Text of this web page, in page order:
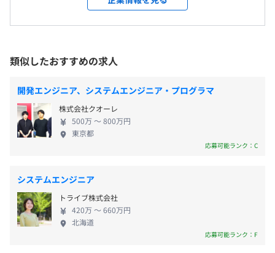
※本システムの開発作業に慣れるまで出張はありません。
※希望されない方の転勤はありません。
※3年ごとのローテーション施策があります。
就業場所の変更範囲
＜変更範囲＞
会社の定める場所（テレワークをおこなう場所を含む）
受動喫煙防止措置に関する事項
■完全週休2日制（土日祝祭日）
■年末年始休暇
■夏季休暇
■特別休暇
日～10日間を付与／翌年度から11日、以降増加）
■産前産後休暇
■育児休暇
■介護休暇
業に参入し、電子書籍サイト「コンテン堂」を運
営。さらに、セキュリティやビッグデータ関連の自
発もおこなっています。また、オーガニックフラワー
や有機栽培米の販売など、IT以外の事業にも取り組ん
でいます。 昇進は年功序列ではなく、実力と実績を
重視した評価制度を採用しています。平均年齢は36
歳ですが、中間層は少なく、若手にはステップアッ
プのチャンスが多い環境です。 【事業内容】 《シス
テム構築は、お客様との信頼関係から》 わたしたち
提案をしております。 単なるシステム構築だけでな
く、わたしたちにしかできない、よりよいサービス
のご提供を心がけながらお客様との信頼関係を築い
ていきます。 ■SI事業（システム開発） 新規システ
ムの開発、既存システムの刷新などお客様のニーズ
類似したおすすめの求人
開発エンジニア、システムエンジニア・プログラマ
株式会社クオーレ
500万 〜 800万円
東京都
応募可能ランク：C
システムエンジニア
トライブ株式会社
420万 〜 660万円
北海道
応募可能ランク：F